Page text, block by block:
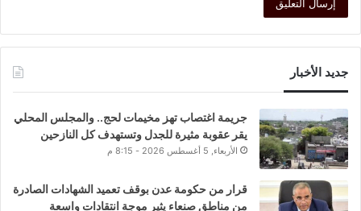
جديد الأخبار
جريمة اغتصاب تهز مخيمات لحج.. والمجلس المحلي
يقر عقوبة مثيرة للجدل وتستهدف كل النازحين
الأربعاء, 5 أغسطس 2026 - 8:15 م
قرار من حكومة عدن بوقف تعميد الشهادات الصادرة
من مناطق صنعاء يثير موجة انتقادات واسعة